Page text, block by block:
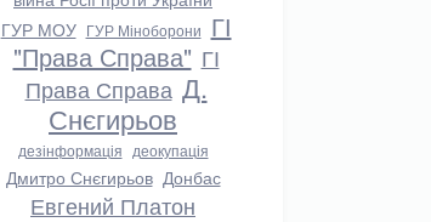
ГУР МОУ ГУР Міноборони ГІ
"Права Справа" ГІ
Права Справа Д.
Снєгирьов
дезінформація деокупація
Дмитро Снєгирьов Донбас
Евгений Платон